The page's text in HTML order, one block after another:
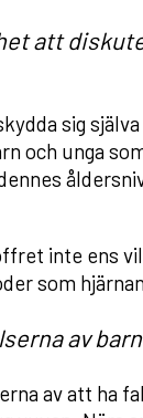
att
sig
och unga
inte ens
som
av
av att